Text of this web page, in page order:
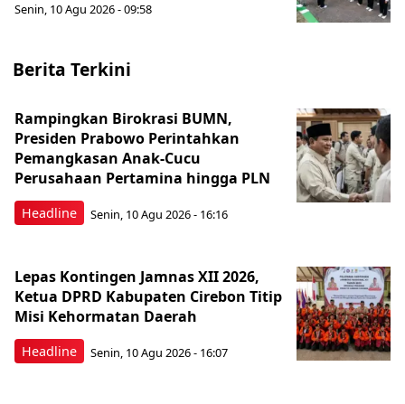
Senin, 10 Agu 2026 - 09:58
Berita Terkini
Headline
Rampingkan Birokrasi BUMN,
Presiden Prabowo Perintahkan
Pemangkasan Anak-Cucu
Perusahaan Pertamina hingga PLN
Senin, 10 Agu 2026 - 16:16
Headline
Lepas Kontingen Jamnas XII 2026,
Ketua DPRD Kabupaten Cirebon Titip
Misi Kehormatan Daerah
Senin, 10 Agu 2026 - 16:07